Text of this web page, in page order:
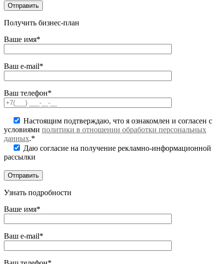
Получить бизнес-план
Ваше имя*
Ваш e-mail*
Ваш телефон*
Настоящим подтверждаю, что я ознакомлен и согласен с
условиями политики в отношении обработки персональных
данных.*
Даю согласие на получение рекламно-информационной
рассылки
Узнать подробности
Ваше имя*
Ваш e-mail*